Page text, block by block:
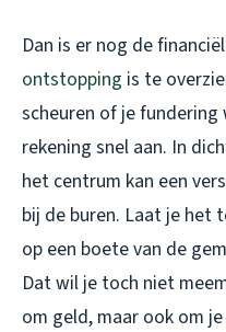
Dan is er nog de
ontstopping is te
scheuren of je
rekening snel aan. In
het centrum kan een
bij de buren. Laat je het
op een boete van de
Dat wil je toch niet
om geld, maar ook om